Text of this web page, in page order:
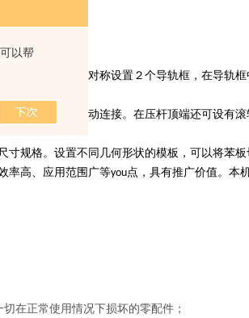
以帮
工作台的两侧对称设置２个导轨框，在导轨
接；
块驱动机构活动连接。在压杆顶端还可设有滚
规格。设置不同几何形状的模板，可以将苯
高、应用范围广等you点，具有推广价值。本
在正常使用情况下损坏的零配件；